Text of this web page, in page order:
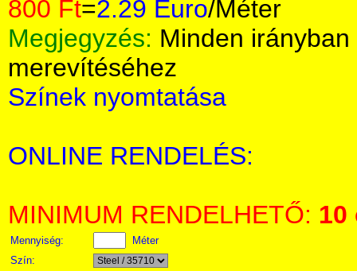
800 Ft=2.29 Euro/Méter
Megjegyzés: Minden
merevítéséhez
Színek nyomtatása
ONLINE RENDELÉS:
MINIMUM RENDELHETŐ: 10
Mennyiség:
Méter
Szín: